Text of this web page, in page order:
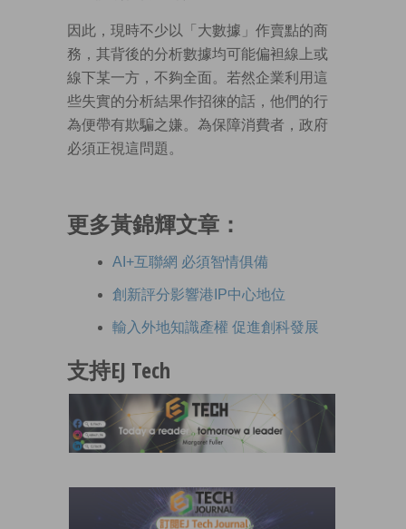
因此，現時不少以「大數據」作賣點的商
務，其背後的分析數據均可能偏袒線上或
線下某一方，不夠全面。若然企業利用這
些失實的分析結果作招徠的話，他們的行
為便帶有欺騙之嫌。為保障消費者，政府
必須正視這問題。
更多黃錦輝文章：
AI+互聯網 必須智情俱備
創新評分影響港IP中心地位
輸入外地知識產權 促進創科發展
支持EJ Tech